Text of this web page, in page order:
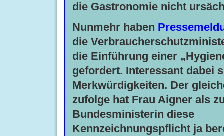
die Gastronomie nicht
Nunmehr haben
die
die Einführung einer
gefordert. Interessant dabei
Merkwürdigkeiten. Der
zufolge hat Frau Aigner als
Bundesministerin diese
Kennzeichnungspflicht ja